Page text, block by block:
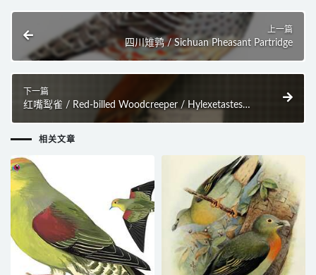
上一篇
四川雉鹑 / Sichuan Pheasant Partridge
下一篇
红嘴䴕雀 / Red-billed Woodcreeper / Hylexetastes
相关文章